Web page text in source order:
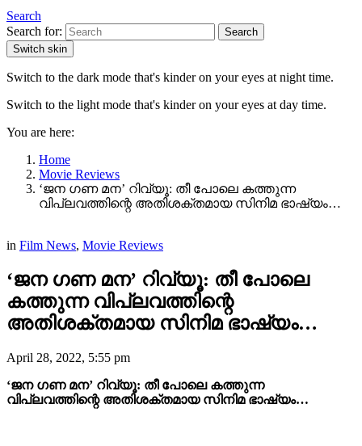
Search
Search for:
Search
Switch skin
Switch to the dark mode that's kinder on your eyes at night time.
Switch to the light mode that's kinder on your eyes at day time.
You are here:
Home
Movie Reviews
‘ജന ഗണ മന’ റിവ്യൂ: തീ പോലെ കത്തുന്ന
വിപ്ലവത്തിന്റെ അതിശക്തമായ സിനിമ ഭാഷ്യം…
in Film News, Movie Reviews
‘ജന ഗണ മന’ റിവ്യൂ: തീ പോലെ
കത്തുന്ന വിപ്ലവത്തിന്റെ
അതിശക്തമായ സിനിമ ഭാഷ്യം…
April 28, 2022, 5:55 pm
‘ജന ഗണ മന’ റിവ്യൂ: തീ പോലെ കത്തുന്ന
വിപ്ലവത്തിന്റെ അതിശക്തമായ സിനിമ ഭാഷ്യം…